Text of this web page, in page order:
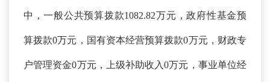
中，一般公共预算拨款1082.82万元，政府性基金预
算拨款0万元，国有资本经营预算拨款0万元，财政专
户管理资金0万元，上级补助收入0万元，事业单位经